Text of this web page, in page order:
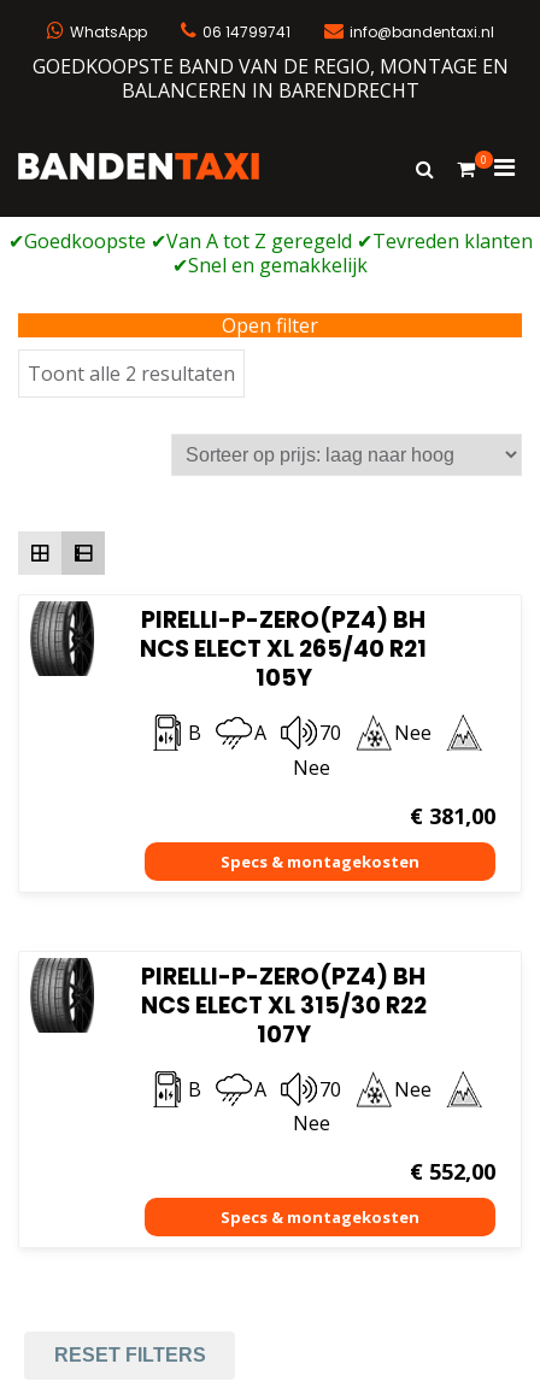
WhatsApp 06 14799741 info@bandentaxi.nl
GOEDKOOPSTE BAND VAN DE REGIO, MONTAGE EN
BALANCEREN IN BARENDRECHT
Bandengarage met eigen webshop
Toon
0
voor
Open filter
Toont alle 2 resultaten
op
prijs:
laag
PIRELLI-P-ZERO(PZ4) BH
NCS ELECT XL 265/40 R21
105Y
B A 70
Nee
Nee
€381,00
PIRELLI-P-ZERO(PZ4) BH
NCS ELECT XL 315/30 R22
107Y
B A 70
Nee
Nee
€552,00
RESET FILTERS